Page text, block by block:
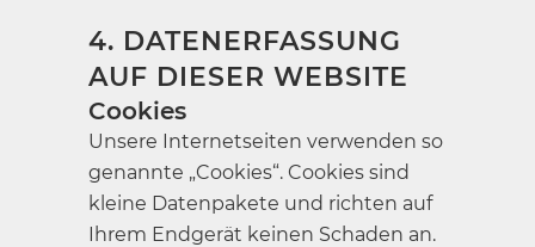
4. DATENERFASSUNG
AUF DIESER WEBSITE
Cookies
Unsere Internetseiten verwenden so
genannte „Cookies“. Cookies sind
kleine Datenpakete und richten auf
Ihrem Endgerät keinen Schaden an.